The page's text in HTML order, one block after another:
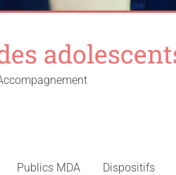
Publics MDA Dispositifs